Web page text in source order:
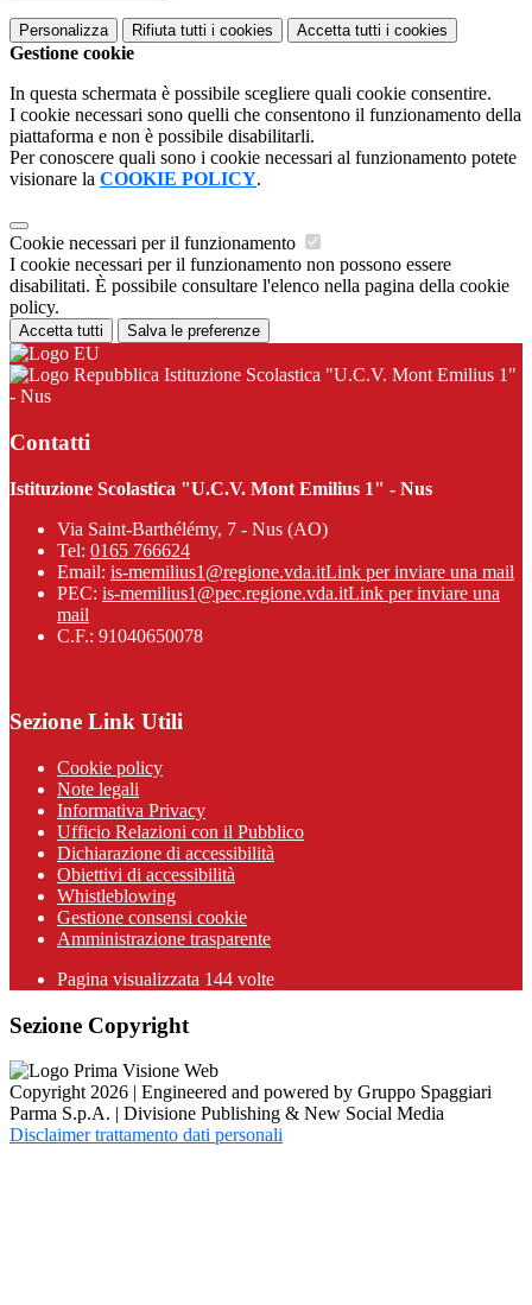
Personalizza Rifiuta tutti i cookies Accetta tutti i cookies
Gestione cookie
In questa schermata è possibile scegliere quali cookie consentire.
I cookie necessari sono quelli che consentono il funzionamento della
piattaforma e non è possibile disabilitarli.
Per conoscere quali sono i cookie necessari al funzionamento potete
visionare la COOKIE POLICY.
Cookie necessari per il funzionamento
I cookie necessari per il funzionamento non possono essere
disabilitati. È possibile consultare l'elenco nella pagina della cookie
policy.
Accetta tutti Salva le preferenze
Istituzione Scolastica "U.C.V. Mont Emilius 1"
- Nus
Contatti
Istituzione Scolastica "U.C.V. Mont Emilius 1" - Nus
Via Saint-Barthélémy, 7 - Nus (AO)
Tel: 0165 766624
Email: is-memilius1@regione.vda.itLink per inviare una mail
PEC: is-memilius1@pec.regione.vda.itLink per inviare una
mail
C.F.: 91040650078
Sezione Link Utili
Cookie policy
Note legali
Informativa Privacy
Ufficio Relazioni con il Pubblico
Dichiarazione di accessibilità
Obiettivi di accessibilità
Whistleblowing
Gestione consensi cookie
Amministrazione trasparente
Pagina visualizzata 144 volte
Sezione Copyright
Copyright 2026 | Engineered and powered by Gruppo Spaggiari
Parma S.p.A. | Divisione Publishing & New Social Media
Disclaimer trattamento dati personali